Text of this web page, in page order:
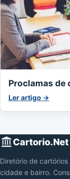
Proclamas de
Ler artigo →
Cartorio.Net
Diretório de
cidade e bairro.